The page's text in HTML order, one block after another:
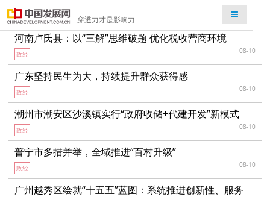
穿透力才是影响力
检索
河南卢氏县：以“三解”思维破题 优化税收营商环境
政经 08-10
广东坚持民生为大，持续提升群众获得感
政经 08-10
潮州市潮安区沙溪镇实行“政府收储+代建开发”新模式
政经 08-10
普宁市多措并举，全域推进“百村升级”
政经 08-10
广州越秀区绘就“十五五”蓝图：系统推进创新性、服务